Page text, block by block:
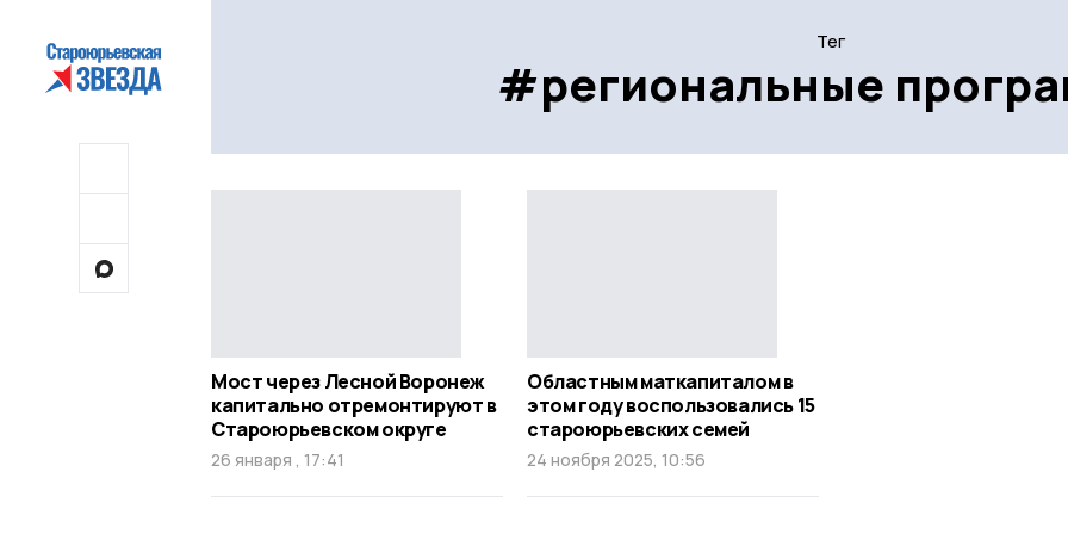
Тег
#региональные
Мост через Лесной Воронеж
капитально отремонтируют в
Староюрьевском округе
26 января , 17:41
Областным маткапиталом в
этом году воспользовались 15
староюрьевских семей
24 ноября 2025, 10:56